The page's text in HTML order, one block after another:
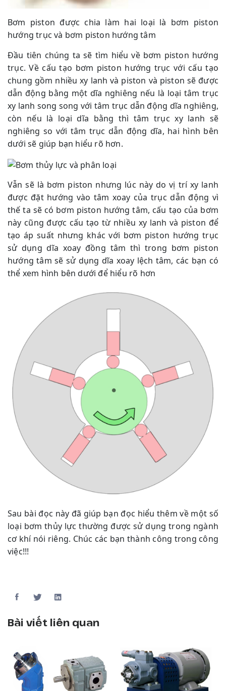
Bơm piston được chia làm hai loại là bơm piston
hướng trục và bơm piston hướng tâm
Đầu tiên chúng ta sẽ tìm hiểu về bơm piston hướng
trục. Về cấu tạo bơm piston hướng trục với cấu tạo
chung gồm nhiều xy lanh và piston và piston sẽ được
dẫn động bằng một dĩa nghiêng nếu là loại tâm trục
xy lanh song song với tâm trục dẫn động dĩa nghiêng,
còn nếu là loại dĩa bằng thì tâm trục xy lanh sẽ
nghiêng so với tâm trục dẫn động dĩa, hai hình bên
dưới sẽ giúp bạn hiểu rõ hơn.
Vẫn sẽ là bơm piston nhưng lúc này do vị trí xy lanh
được đặt hướng vào tâm xoay của trục dẫn động vì
thế ta sẽ có bơm piston hướng tâm, cấu tạo của bơm
này cũng được cấu tạo từ nhiều xy lanh và piston để
tạo áp suất nhưng khác với bơm piston hướng trục
sử dụng dĩa xoay đồng tâm thì trong bơm piston
hướng tâm sẽ sử dụng dĩa xoay lệch tâm, các bạn có
thể xem hình bên dưới để hiểu rõ hơn
Sau bài đọc này đã giúp bạn đọc hiểu thêm về một số
loại bơm thủy lực thường được sử dụng trong ngành
cơ khí nói riêng. Chúc các bạn thành công trong công
việc!!!
Bài viết liên quan